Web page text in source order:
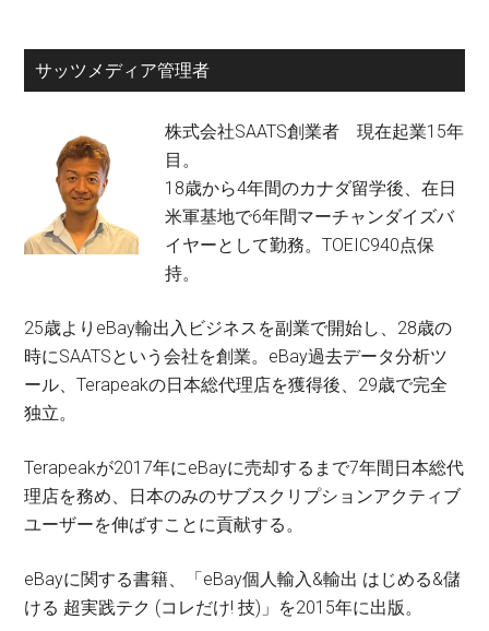
サッツメディア管理者
株式会社SAATS創業者 現在起業15年
目。
18歳から4年間のカナダ留学後、在日
米軍基地で6年間マーチャンダイズバ
イヤーとして勤務。TOEIC940点保
持。
25歳よりeBay輸出入ビジネスを副業で開始し、28歳の
時にSAATSという会社を創業。eBay過去データ分析ツ
ール、Terapeakの日本総代理店を獲得後、29歳で完全
独立。
Terapeakが2017年にeBayに売却するまで7年間日本総代
理店を務め、日本のみのサブスクリプションアクティブ
ユーザーを伸ばすことに貢献する。
eBayに関する書籍、「eBay個人輸入&輸出 はじめる&儲
ける 超実践テク (コレだけ! 技)」を2015年に出版。